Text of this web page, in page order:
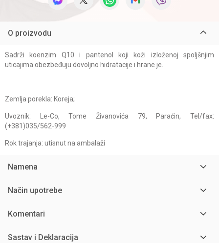
O proizvodu
Sadrži koenzim Q10 i pantenol koji koži izloženoj spoljšnjim
uticajima obezbeđuju dovoljno hidratacije i hrane je.
Zemlja porekla: Koreja;
Uvoznik: Le-Co, Tome Živanovića 79, Paraćin, Tel/fax:
(+381)035/562-999
Rok trajanja: utisnut na ambalaži
Namena
Način upotrebe
Komentari
Sastav i Deklaracija